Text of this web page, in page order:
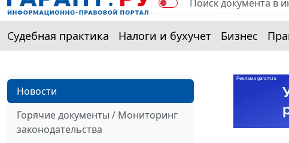
Судебная практика Налоги и бухучет Бизнес
Новости
Горячие документы / Мониторинг
законодательства